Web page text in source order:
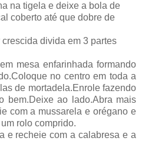
na tigela e deixe a bola de
coberto até que dobre de
divida em 3 partes
mesa enfarinhada formando
no centro em toda a
de mortadela.Enrole fazendo
bem.Deixe ao lado.Abra mais
com a mussarela e orégano e
rolo comprido.
e recheie com a calabresa e a